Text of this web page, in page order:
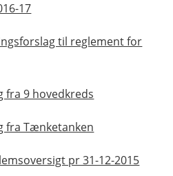
17
til reglement for
fra 9 hovedkreds
fra Tænketanken
pr 31-12-2015